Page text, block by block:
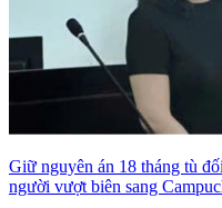
Giữ nguyên án 18 tháng tù
người vượt biên sang